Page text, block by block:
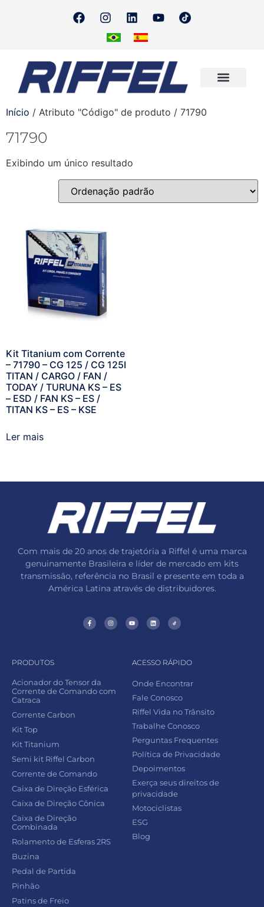
Início / Atributo "Código" de produto / 71790
71790
Exibindo um único resultado
Kit Titanium com Corrente
– 71790 – CG 125 / CG 125I
TITAN / CARGO / FAN /
TODAY / TURUNA KS – ES
– ESD / FAN KS – ES /
TITAN KS – ES – KSE
Ler mais
Com mais de 20 anos de trajetória a Riffel é uma marca
genuinamente Brasileira e líder de mercado em kits
transmissão, referência no Brasil e presente em toda a
América Latina através de distribuidores.
PRODUTOS
Acionador do Tensor da
Corrente de Comando com
Catraca
Corrente Carbon
Kit Top
Kit Titanium
Semi kit Riffel Carbon
Corrente de Comando
Caixa de Direção Esférica
Caixa de Direção Cônica
Caixa de Direção
Combinada
Rolamento de Esferas 2RS
Buzina
Pedal de Partida
Pinhão
Patins de Freio
ACESSO RÁPIDO
Onde Encontrar
Fale Conosco
Riffel Vida no Trânsito
Trabalhe Conosco
Perguntas Frequentes
Política de Privacidade
Depoimentos
Exerça seus direitos de
privacidade
Motociclistas
ESG
Blog